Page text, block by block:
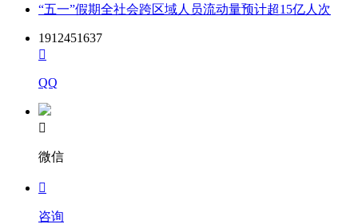
“五一”假期全社会跨区域人员流动量预计超15亿人次
1912451637

QQ

微信

咨询